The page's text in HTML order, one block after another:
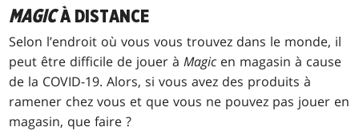
MAGICÀ DISTANCE
Selon l’endroit où vous vous trouvez dans le monde, il
peut être difficile de jouer àMagic en magasin à cause
de la COVID-19. Alors, si vous avez des produits à
ramener chez vous et que vous ne pouvez pas jouer en
magasin, que faire ?